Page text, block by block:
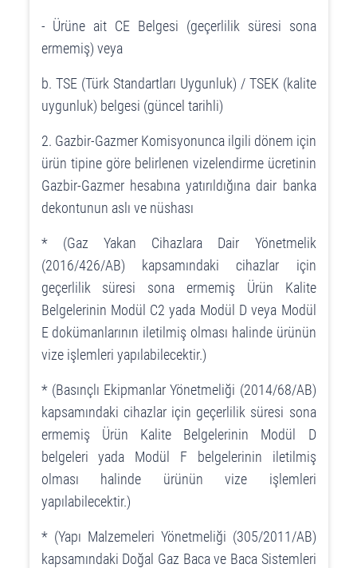
- Ürüne ait CE Belgesi (geçerlilik süresi sona
ermemiş) veya
b. TSE (Türk Standartları Uygunluk) / TSEK (kalite
uygunluk) belgesi (güncel tarihli)
2. Gazbir-Gazmer Komisyonunca ilgili dönem için
ürün tipine göre belirlenen vizelendirme ücretinin
Gazbir-Gazmer hesabına yatırıldığına dair banka
dekontunun aslı ve nüshası
* (Gaz Yakan Cihazlara Dair Yönetmelik
(2016/426/AB) kapsamındaki cihazlar için
geçerlilik süresi sona ermemiş Ürün Kalite
Belgelerinin Modül C2 yada Modül D veya Modül
E dokümanlarının iletilmiş olması halinde ürünün
vize işlemleri yapılabilecektir.)
* (Basınçlı Ekipmanlar Yönetmeliği (2014/68/AB)
kapsamındaki cihazlar için geçerlilik süresi sona
ermemiş Ürün Kalite Belgelerinin Modül D
belgeleri yada Modül F belgelerinin iletilmiş
olması halinde ürünün vize işlemleri
yapılabilecektir.)
* (Yapı Malzemeleri Yönetmeliği (305/2011/AB)
kapsamındaki Doğal Gaz Baca ve Baca Sistemleri